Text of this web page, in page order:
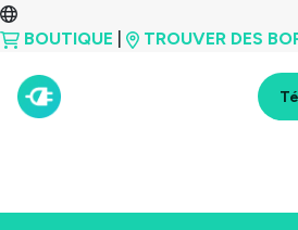
BOUTIQUE TROUVER DES